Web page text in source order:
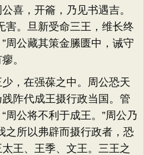
喜，开籥，乃见书遇吉。
害。旦新受命三王，维长终
周公藏其策金縢匮中，诫守
。
，在强葆之中。周公恐天
阼代成王摄行政当国。管
周公将不利于成王。”周公乃
之所以弗辟而摄行政者，恐
王、王季、文王。三王之